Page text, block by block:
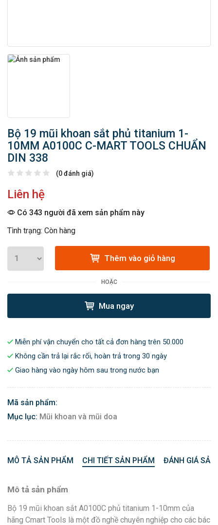
Bộ 19 mũi khoan sắt phủ titanium 1-
10MM A0100C C-MART TOOLS CHUẨN
DIN 338
(0 đánh giá)
Liên hệ
Có 343 người đã xem sản phẩm này
Tình trạng: Còn hàng
Thêm vào giỏ hàng
HOẶC
Mua ngay
Miễn phí vận chuyển cho tất cả đơn hàng trên 50.000
Không cần trả lại rắc rối, hoàn trả trong 30 ngày
Giao hàng vào ngày hôm sau trong nước bạn
Mã sản phẩm:
Mục lục: Mũi khoan và mũi doa
MÔ TẢ SẢN PHẨM CHI TIẾT SẢN PHẨM ĐÁNH GIÁ
Mô tả sản phẩm
Bộ 19 mũi khoan sắt A0100C phủ titanium 1-10mm của
hãng Cmart Tools là một đồ nghề chuyên nghiệp cho các bác